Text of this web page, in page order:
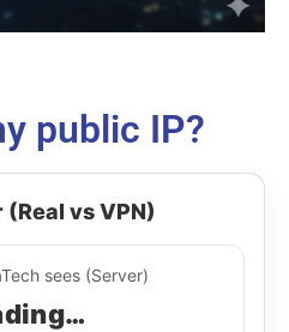
public IP?
(Real vs VPN)
sees (Server)